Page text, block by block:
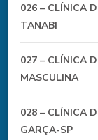
026 – CLÍNICA
TANABI
027 – CLÍNICA
MASCULINA
028 – CLÍNICA
GARÇA-SP